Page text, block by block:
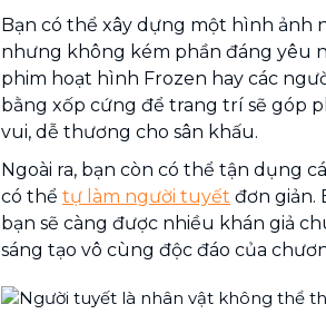
Bạn có thể xây dựng một hình ảnh
nhưng không kém phần đáng yêu
phim hoạt hình Frozen hay các
bằng xốp cứng để trang trí sẽ góp
vui, dễ thương cho sân khấu.
Ngoài ra, bạn còn có thể tận dụng
có thể tự làm người tuyết đơn giản.
bạn sẽ càng được nhiều khán giả
sáng tạo vô cùng độc đáo của